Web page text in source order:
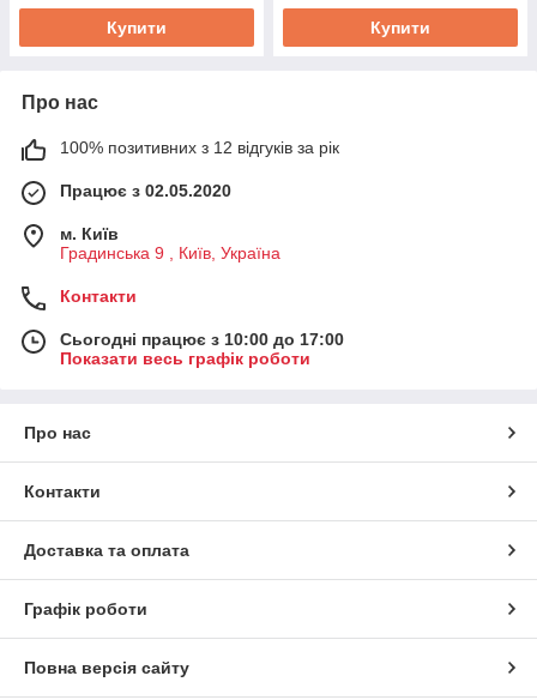
Купити Купити
Про нас
100% позитивних з 12 відгуків за рік
Працює з 02.05.2020
м. Київ
Градинська 9 , Київ, Україна
Контакти
Сьогодні працює з 10:00 до 17:00
Показати весь графік роботи
Про нас
Контакти
Доставка та оплата
Графік роботи
Повна версія сайту